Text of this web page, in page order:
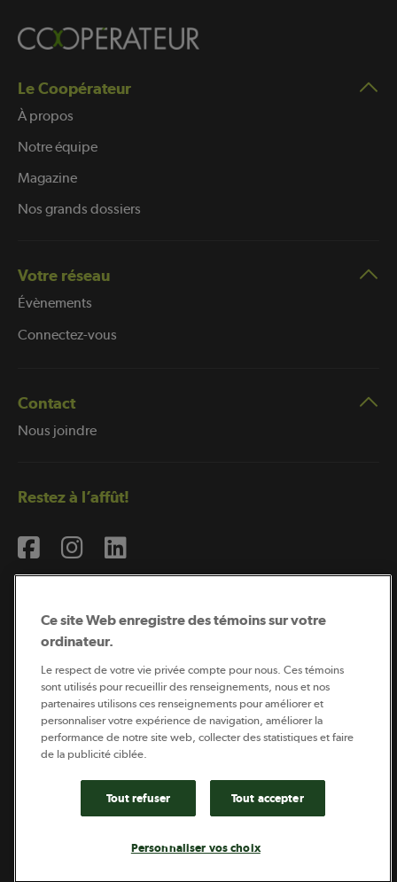
Le Coopérateur
À propos
Notre équipe
Magazine
Nos grands dossiers
Votre réseau
Évènements
Connectez-vous
Contact
Nous joindre
Restez à l’affût!
Coopérateur est publié par Sollio Groupe Coopératif.
Il est l’outil d’information de la coopération agricole
québécoise.
Ce site Web enregistre des témoins sur votre
ordinateur.
Le respect de votre vie privée compte pour nous. Ces témoins
sont utilisés pour recueillir des renseignements, nous et nos
partenaires utilisons ces renseignements pour améliorer et
personnaliser votre expérience de navigation, améliorer la
performance de notre site web, collecter des statistiques et faire
de la publicité ciblée.
Tout refuser Tout accepter
Personnaliser vos choix